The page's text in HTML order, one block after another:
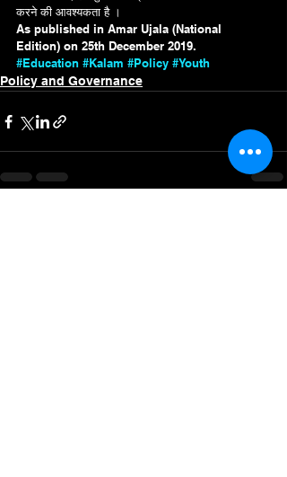
करने की आवश्यकता है ।
As published in Amar Ujala (National
Edition) on 25th December 2019.
#Education #Kalam #Policy #Youth
Policy and Governance